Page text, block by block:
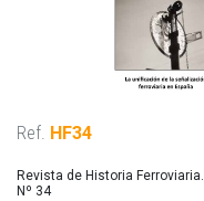
Ref. HF34
Revista de Historia Ferroviaria.
Nº 34